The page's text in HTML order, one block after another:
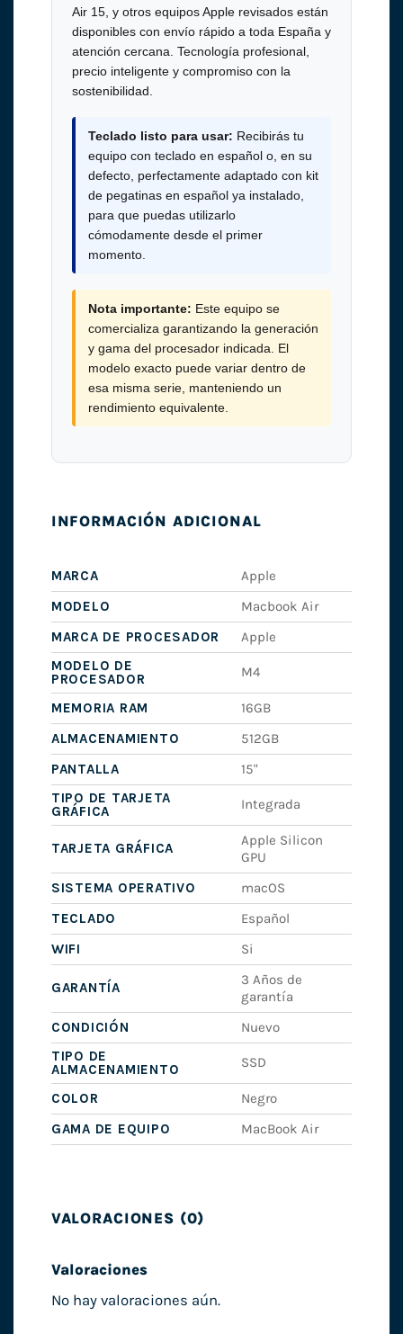
Air 15, y otros equipos Apple revisados están
disponibles con envío rápido a toda España y
atención cercana. Tecnología profesional,
precio inteligente y compromiso con la
sostenibilidad.
Teclado listo para usar: Recibirás tu
equipo con teclado en español o, en su
defecto, perfectamente adaptado con kit
de pegatinas en español ya instalado,
para que puedas utilizarlo
cómodamente desde el primer
momento.
Nota importante: Este equipo se
comercializa garantizando la generación
y gama del procesador indicada. El
modelo exacto puede variar dentro de
esa misma serie, manteniendo un
rendimiento equivalente.
INFORMACIÓN ADICIONAL
MARCA
Apple
MODELO
Macbook Air
MARCA DE PROCESADOR
Apple
MODELO DE
PROCESADOR
M4
MEMORIA RAM
16GB
ALMACENAMIENTO
512GB
PANTALLA
15"
TIPO DE TARJETA
GRÁFICA
Integrada
TARJETA GRÁFICA
Apple Silicon
GPU
SISTEMA OPERATIVO
macOS
TECLADO
Español
WIFI
Si
GARANTÍA
3 Años de
garantía
CONDICIÓN
Nuevo
TIPO DE
ALMACENAMIENTO
SSD
COLOR
Negro
GAMA DE EQUIPO
MacBook Air
VALORACIONES (0)
Valoraciones
No hay valoraciones aún.